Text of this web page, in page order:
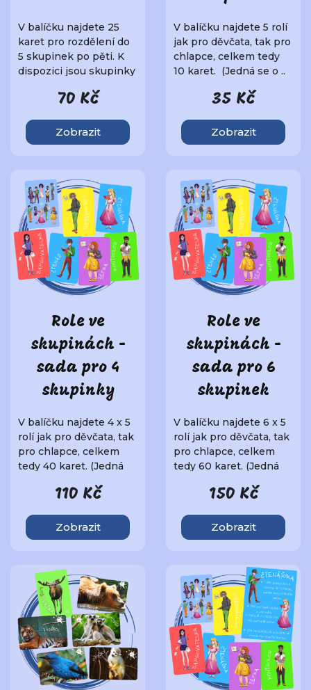
V balíčku najdete 25
karet pro rozdělení do
5 skupinek po pěti. K
dispozici jsou skupinky
70 Kč
Zobrazit
V balíčku najdete 5 rolí
jak pro děvčata, tak pro
chlapce, celkem tedy
10 karet. (Jedná se o ..
35 Kč
Zobrazit
Role ve
skupinách -
sada pro 4
skupinky
V balíčku najdete 4 x 5
rolí jak pro děvčata, tak
pro chlapce, celkem
tedy 40 karet. (Jedná
110 Kč
Zobrazit
Role ve
skupinách -
sada pro 6
skupinek
V balíčku najdete 6 x 5
rolí jak pro děvčata, tak
pro chlapce, celkem
tedy 60 karet. (Jedná
150 Kč
Zobrazit